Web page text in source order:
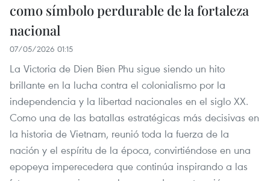
como símbolo perdurable de la fortaleza
nacional
07/05/2026 01:15
La Victoria de Dien Bien Phu sigue siendo un hito
brillante en la lucha contra el colonialismo por la
independencia y la libertad nacionales en el siglo XX.
Como una de las batallas estratégicas más decisivas en
la historia de Vietnam, reunió toda la fuerza de la
nación y el espíritu de la época, convirtiéndose en una
epopeya imperecedera que continúa inspirando a las